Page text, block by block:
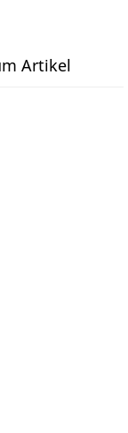
Artikel